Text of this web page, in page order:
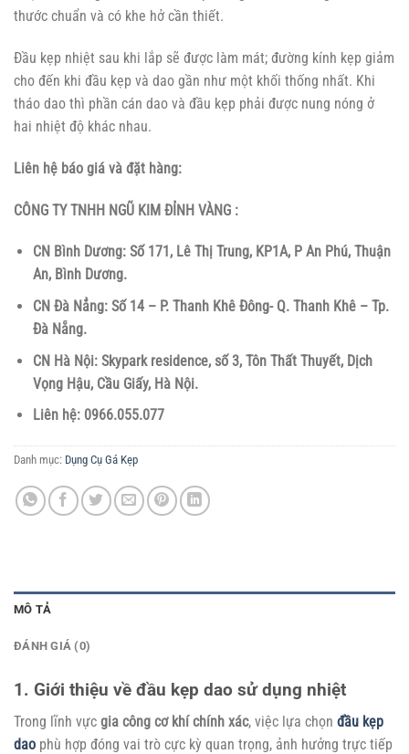
thước chuẩn và có khe hở cần thiết.
Đầu kẹp nhiệt sau khi lắp sẽ được làm mát; đường kính kẹp giảm
cho đến khi đầu kẹp và dao gần như một khối thống nhất. Khi
tháo dao thì phần cán dao và đầu kẹp phải được nung nóng ở
hai nhiệt độ khác nhau.
Liên hệ báo giá và đặt hàng:
CÔNG TY TNHH NGŨ KIM ĐỈNH VÀNG :
CN Bình Dương: Số 171, Lê Thị Trung, KP1A, P An Phú, Thuận
An, Bình Dương.
CN Đà Nẳng: Số 14 – P. Thanh Khê Đông- Q. Thanh Khê – Tp.
Đà Nẵng.
CN Hà Nội: Skypark residence, số 3, Tôn Thất Thuyết, Dịch
Vọng Hậu, Cầu Giấy, Hà Nội.
Liên hệ: 0966.055.077
Danh mục: Dụng Cụ Gá Kẹp
MÔ TẢ
ĐÁNH GIÁ (0)
1. Giới thiệu về đầu kẹp dao sử dụng nhiệt
Trong lĩnh vực gia công cơ khí chính xác, việc lựa chọn đầu kẹp
dao phù hợp đóng vai trò cực kỳ quan trọng, ảnh hưởng trực tiếp